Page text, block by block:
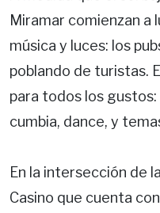
Miramar comienzan a
música y luces: los
poblando de turistas.
para todos los gustos:
cumbia, dance, y
En la intersección de
Casino que cuenta